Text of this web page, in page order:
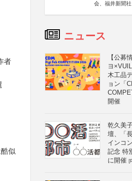
者
似
会、福井新聞社
ニュース
【公募
ヨ
木工品
ョン「
開催
乾久美
壇、「
インコ
記念 特
に開催